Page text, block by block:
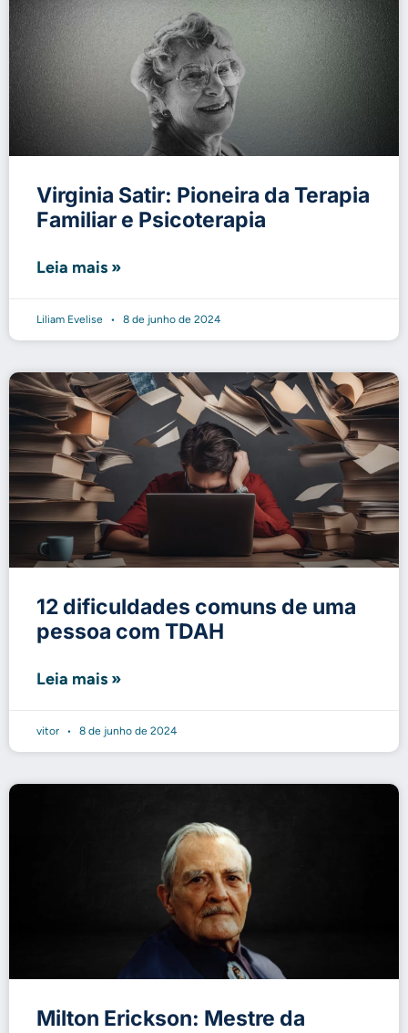
Virginia Satir: Pioneira da Terapia
Familiar e Psicoterapia
Leia mais »
Liliam Evelise 8 de junho de 2024
12 dificuldades comuns de uma
pessoa com TDAH
Leia mais »
vitor 8 de junho de 2024
Milton Erickson: Mestre da